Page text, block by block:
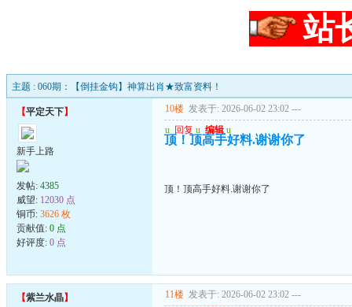
站
主题 : 060期：【倒挂金钩】神算出肖★致富资料！
【平定天下】
新手上路
发帖: 4385
威望: 12030 点
铜币: 3626 枚
贡献值: 0 点
好评度: 0 点
10楼 发表于: 2026-06-02 23:02 ---
u 回复 u 编辑 u
顶！顶高手好料.谢谢你了
顶！顶高手好料.谢谢你了
【紫兰水晶】 11楼 发表于: 2026-06-02 23:02 ---